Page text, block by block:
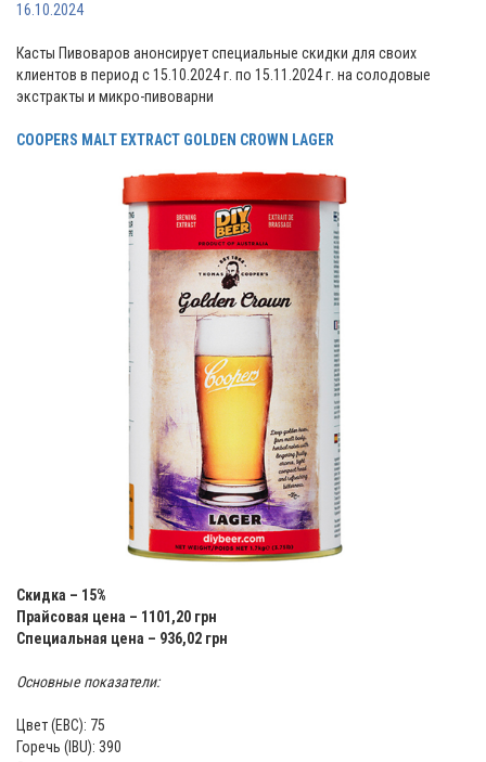
16.10.2024
Касты Пивоваров анонсирует специальные скидки для своих
клиентов в период с 15.10.2024 г. по 15.11.2024 г. на солодовые
экстракты и микро-пивоварни
COOPERS MALT EXTRACT GOLDEN CROWN LAGER
Скидка – 15%
Прайсовая цена – 1101,20 грн
Специальная цена – 936,02 грн
Основные показатели:
Цвет (ЕВС): 75
Горечь (IBU): 390